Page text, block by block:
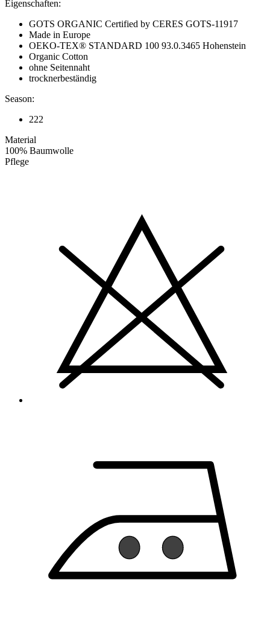
Eigenschaften:
GOTS ORGANIC Certified by CERES GOTS-11917
Made in Europe
OEKO-TEX® STANDARD 100 93.0.3465 Hohenstein
Organic Cotton
ohne Seitennaht
trocknerbeständig
Season:
222
Material
100% Baumwolle
Pflege